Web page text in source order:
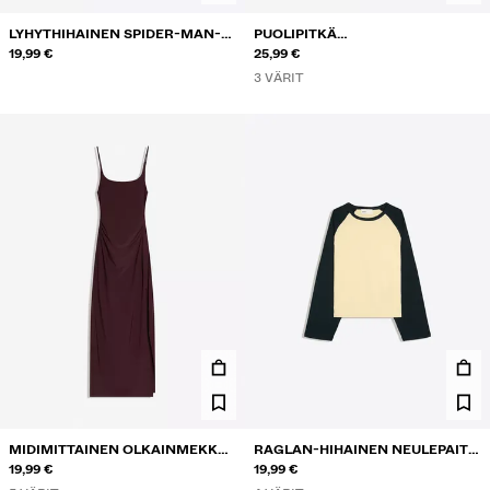
LYHYTHIHAINEN SPIDER-MAN-T-
PAITA
19,99 €
PUOLIPITKÄ
KIETAISUVYÖTÄRÖINEN HAME
25,99 €
3 VÄRIT
MIDIMITTAINEN OLKAINMEKKO
RYPYTYKSELLÄ
19,99 €
RAGLAN-HIHAINEN NEULEPAITA
PYÖREÄLLÄ KAULA-AUKOLLA
19,99 €